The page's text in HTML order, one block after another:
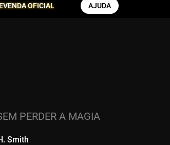
OFICIAL AJUDA
PERDER A MAGIA
Smith